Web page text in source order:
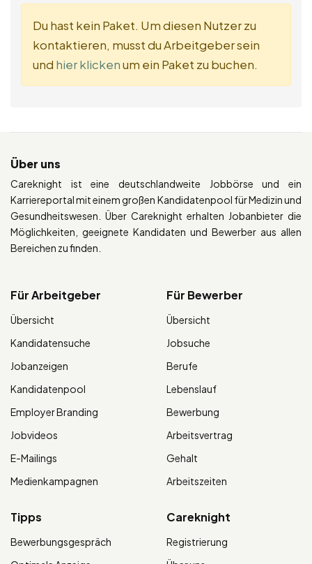
Du hast kein Paket. Um diesen Nutzer zu
kontaktieren, musst du Arbeitgeber sein
und hier klickenum ein Paket zu buchen.
Über uns
Careknight ist eine deutschlandweite Jobbörse und ein
Karriereportal mit einem großen Kandidatenpool für Medizin und
Gesundheitswesen. Über Careknight erhalten Jobanbieter die
Möglichkeiten, geeignete Kandidaten und Bewerber aus allen
Bereichen zu finden.
Für Arbeitgeber
Übersicht
Kandidatensuche
Jobanzeigen
Kandidatenpool
Employer Branding
Jobvideos
E-Mailings
Medienkampagnen
Für Bewerber
Übersicht
Jobsuche
Berufe
Lebenslauf
Bewerbung
Arbeitsvertrag
Gehalt
Arbeitszeiten
Tipps
Bewerbungsgespräch
Careknight
Registrierung